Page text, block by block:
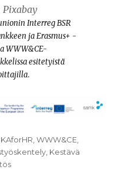
Pixabay
Interreg BSR
ja Erasmus+ -
WWW&CE-
esitetyistä
.
KAforHR ,WWW&CE
Kestävä